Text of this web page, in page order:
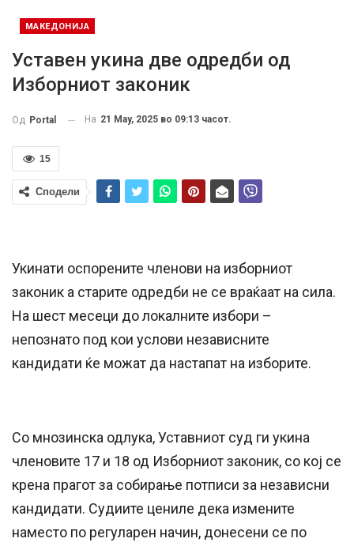
МАКЕДОНИЈА
Уставен укина две одредби од
Изборниот законик
Од Portal На 21 May, 2025 во 09:13 часот.
15
Сподели
Укинати оспорените членови на изборниот
законик а старите одредби не се враќаат на сила.
На шест месеци до локалните избори –
непознато под кои услови независните
кандидати ќе можат да настапат на изборите.
Со мнозинска одлука, Уставниот суд ги укина
членовите 17 и 18 од Изборниот законик, со кој се
крена прагот за собирање потписи за независни
кандидати. Судиите цениле дека измените
наместо по регуларен начин, донесени се по